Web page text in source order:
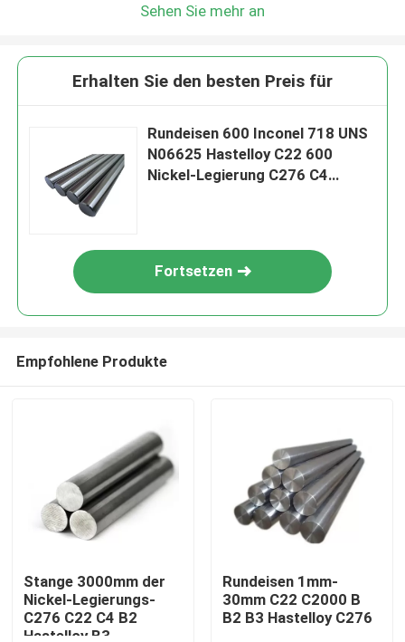
Sehen Sie mehr an
Erhalten Sie den besten Preis für
Rundeisen 600 Inconel 718 UNS
N06625 Hastelloy C22 600
Nickel-Legierung C276 C4
Fortsetzen
Empfohlene Produkte
Stange 3000mm der
Nickel-Legierungs-
C276 C22 C4 B2
Hastelloy B3
Rundeisen 1mm-
30mm C22 C2000 B
B2 B3 Hastelloy C276